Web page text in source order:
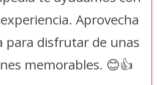
Aprovecha
para disfrutar de unas
memorables. 😊👍